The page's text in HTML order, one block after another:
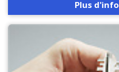
Plus